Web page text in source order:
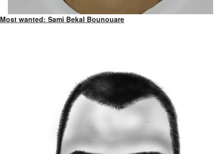
Most wanted: Sami Bekal Bounouare